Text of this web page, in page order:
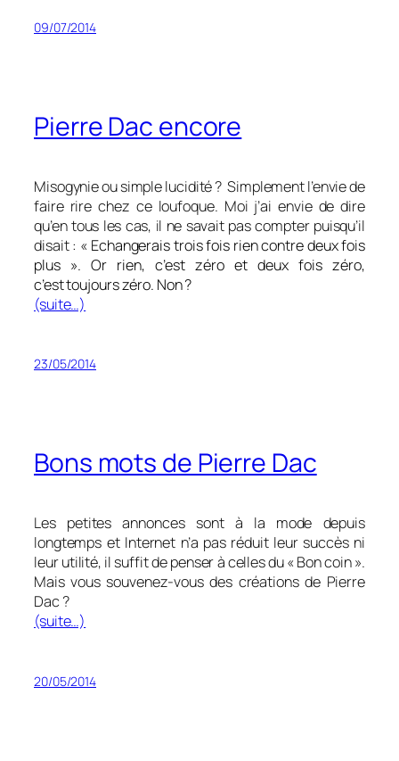
09/07/2014
Pierre Dac encore
Misogynie ou simple lucidité ? Simplement l’envie de
faire rire chez ce loufoque. Moi j’ai envie de dire
qu’en tous les cas, il ne savait pas compter puisqu’il
disait : « Echangerais trois fois rien contre deux fois
plus ». Or rien, c’est zéro et deux fois zéro,
c’est toujours zéro. Non ?
(suite…)
23/05/2014
Bons mots de Pierre Dac
Les petites annonces sont à la mode depuis
longtemps et Internet n’a pas réduit leur succès ni
leur utilité, il suffit de penser à celles du « Bon coin ».
Mais vous souvenez-vous des créations de Pierre
Dac ?
(suite…)
20/05/2014